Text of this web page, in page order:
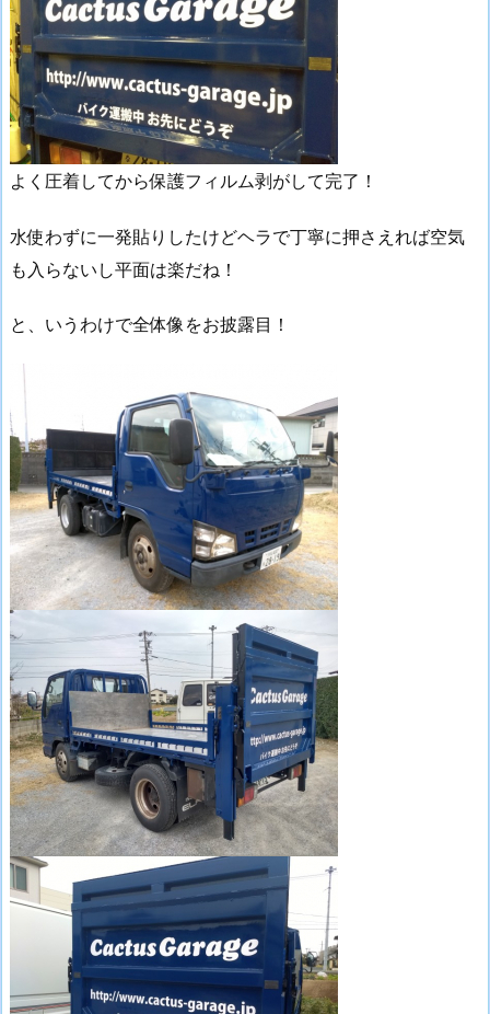
よく圧着してから保護フィルム剥がして完了！
水使わずに一発貼りしたけどヘラで丁寧に押さえれば空気
も入らないし平面は楽だね！
と、いうわけで全体像をお披露目！